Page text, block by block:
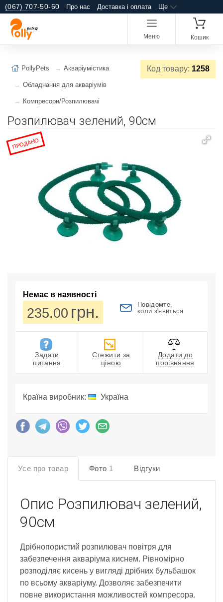
(067) 707-50-60 Про нас Доставка і оплата Ще
Меню Кошик
Код товару: 1258
PollyPets Акваріумістика
Обладнання для акваріумів
Компресори/Розпилювачі
Розпилювач зелений, 90см
ПРОДАНО
Немає в наявності
235.00 грн.
Повідомте,
коли з'явиться
Задати
питання
Стежити за
ціною
Додати до
порівняння
Країна виробник: Україна
Усе про товар Фото 1 Відгуки
Опис Розпилювач зелений,
90см
Дрібнопористий розпилювач повітря для
забезпечення акваріума киснем. Рівномірно
розподіляє кисень у вигляді дрібних бульбашок
по всьому акваріуму. Дозволяє забезпечити
повне використання можливостей компресора.